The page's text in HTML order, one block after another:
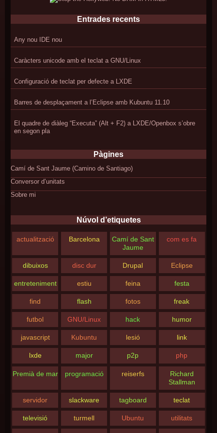
Entrades recents
Any nou IDE nou
Caràcters unicode amb el teclat a GNU/Linux
Configuració de teclat per defecte a LXDE
Barres de desplaçament a l’Eclipse amb Kubuntu 11.10
El quadre de diàleg “Executa” (Alt + F2) a LXDE/Openbox s’obre
en segon pla
Pàgines
Camí de Sant Jaume (Camino de Santiago)
Conversor d’unitats
Sobre mi
Núvol d’etiquetes
actualització Barcelona
Camí de Sant
Jaume
com es fa
dibuixos disc dur Drupal Eclipse
entreteniment estiu feina festa
find flash fotos freak
futbol GNU/Linux hack humor
javascript Kubuntu lesió link
lxde major p2p php
Premià de mar programació reiserfs
Richard
Stallman
servidor slackware tagboard teclat
televisió turmell Ubuntu utilitats